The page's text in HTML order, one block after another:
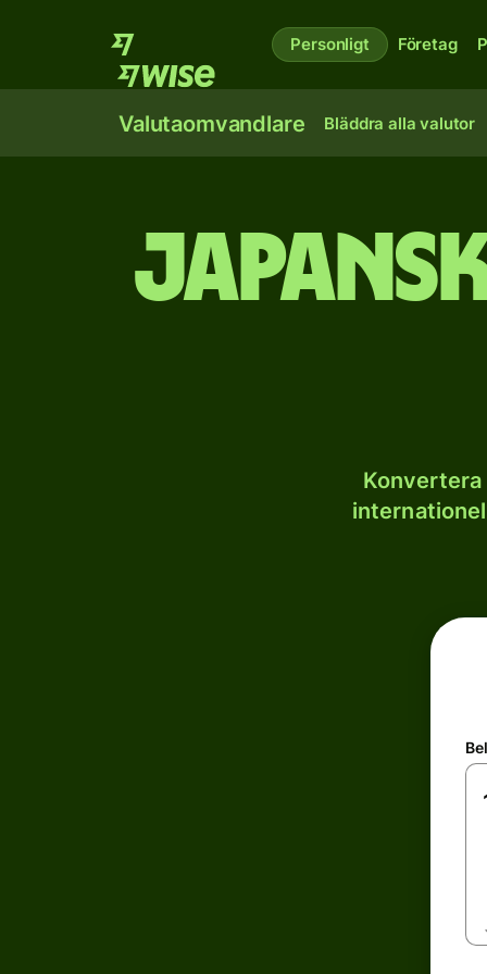
Personligt Företag
Valutaomvandlare Bläddra alla valutor